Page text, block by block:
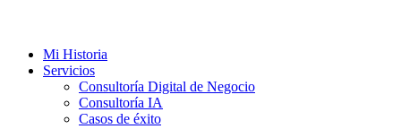
Mi Historia
Servicios
Consultoría Digital de Negocio
Consultoría IA
Casos de éxito